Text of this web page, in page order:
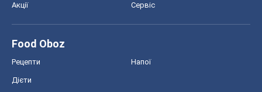
Акції Сервіс
Food Oboz
Рецепти Напої
Дієти